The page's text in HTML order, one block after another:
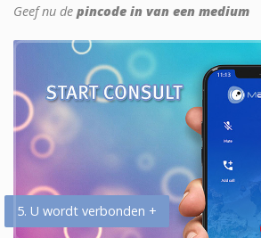
Geef nu de pincode in van een medium
5. U wordt verbonden +